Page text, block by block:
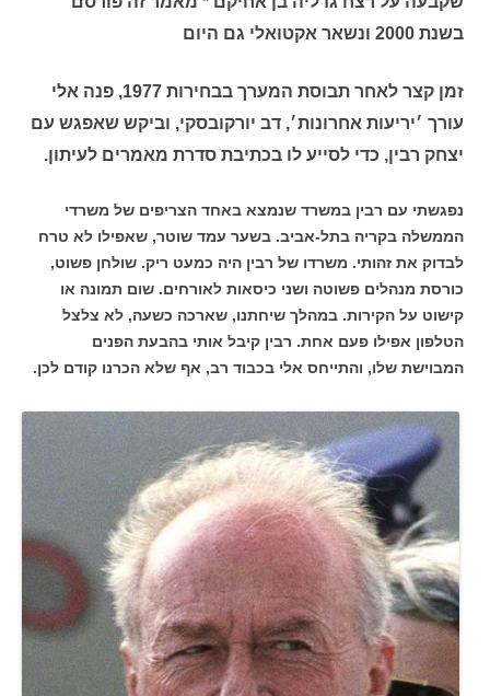
בשנת 2000 ונשאר אקטואלי גם היום
זמן קצר לאחר תבוסת המערך בבחירות 1977, פנה אלי
עורך ׳יריעות אחרונות׳, דב יורקובסקי, וביקש שאפגש עם
יצחק רבין, כדי לסייע לו בכתיבת סדרת מאמרים לעיתון.
נפגשתי עם רבין במשרד שנמצא באחד הצריפים של משרדי
הממשלה בקריה בתל-אביב. בשער עמד שוטר, שאפילו לא טרח
לבדוק את זהותי. משרדו של רבין היה כמעט ריק. שולחן פשוט,
כורסת מנהלים פשוטה ושני כיסאות לאורחים. שום תמונה או
קישוט על הקירות. במהלך שיחתנו, שארכה כשעה, לא צלצל
הטלפון אפילו פעם אחת. רבין קיבל אותי בהבעת הפנים
המבוישת שלו, והתייחס אלי בכבוד רב, אף שלא הכרנו קודם לכן.